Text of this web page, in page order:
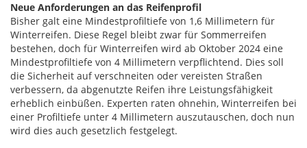
Neue Anforderungen an das Reifenprofil
Bisher galt eine Mindestprofiltiefe von 1,6 Millimetern für
Winterreifen. Diese Regel bleibt zwar für Sommerreifen
bestehen, doch für Winterreifen wird ab Oktober 2024 eine
Mindestprofiltiefe von 4 Millimetern verpflichtend. Dies soll
die Sicherheit auf verschneiten oder vereisten Straßen
verbessern, da abgenutzte Reifen ihre Leistungsfähigkeit
erheblich einbüßen. Experten raten ohnehin, Winterreifen bei
einer Profiltiefe unter 4 Millimetern auszutauschen, doch nun
wird dies auch gesetzlich festgelegt.